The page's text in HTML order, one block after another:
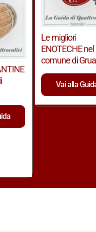
Le migliori
ENOTECHE nel
comune di
Vai alla